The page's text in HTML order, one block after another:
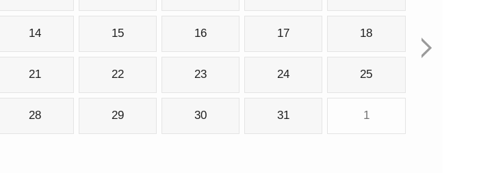
14 15 16 17 18
21 22 23 24 25
28 29 30 31 1